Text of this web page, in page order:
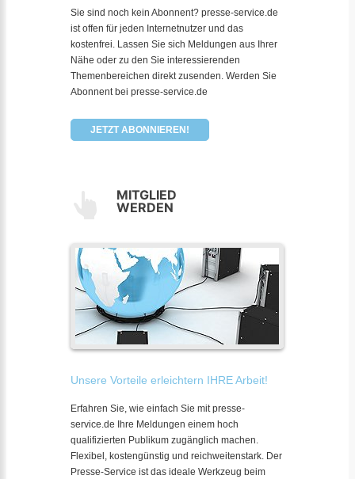
Sie sind noch kein Abonnent? presse-service.de
ist offen für jeden Internetnutzer und das
kostenfrei. Lassen Sie sich Meldungen aus Ihrer
Nähe oder zu den Sie interessierenden
Themenbereichen direkt zusenden. Werden Sie
Abonnent bei presse-service.de
JETZT ABONNIEREN!
MITGLIED
WERDEN
Unsere Vorteile erleichtern IHRE Arbeit!
Erfahren Sie, wie einfach Sie mit presse-
service.de Ihre Meldungen einem hoch
qualifizierten Publikum zugänglich machen.
Flexibel, kostengünstig und reichweitenstark. Der
Presse-Service ist das ideale Werkzeug beim